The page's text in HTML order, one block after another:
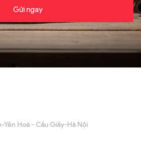
Gửi ngay
Yên Hoà - Cầu Giấy-Hà Nội